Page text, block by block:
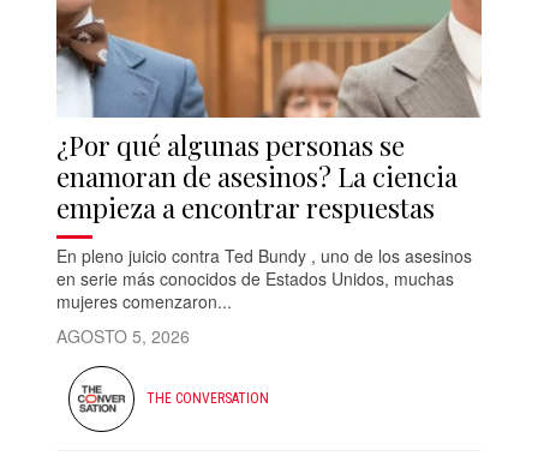
¿Por qué algunas personas se
enamoran de asesinos? La ciencia
empieza a encontrar respuestas
En pleno juicio contra Ted Bundy , uno de los asesinos
en serie más conocidos de Estados Unidos, muchas
mujeres comenzaron...
AGOSTO 5, 2026
THE CONVERSATION